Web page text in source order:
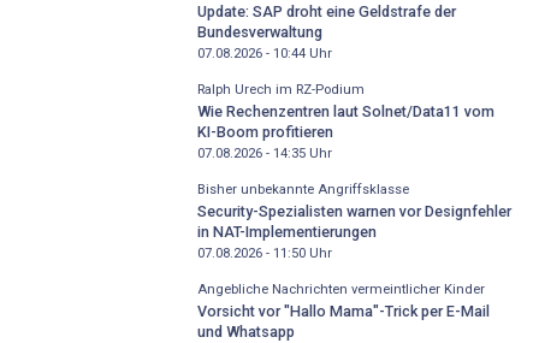
Update: SAP droht eine Geldstrafe der
Bundesverwaltung
07.08.2026 - 10:44Uhr
Ralph Urech im RZ-Podium
Wie Rechenzentren laut Solnet/Data11 vom
KI-Boom profitieren
07.08.2026 - 14:35Uhr
Bisher unbekannte Angriffsklasse
Security-Spezialisten warnen vor Designfehler
in NAT-Implementierungen
07.08.2026 - 11:50Uhr
Angebliche Nachrichten vermeintlicher Kinder
Vorsicht vor "Hallo Mama"-Trick per E-Mail
und Whatsapp